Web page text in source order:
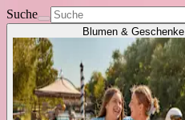
Suche
Blumen & Geschenke